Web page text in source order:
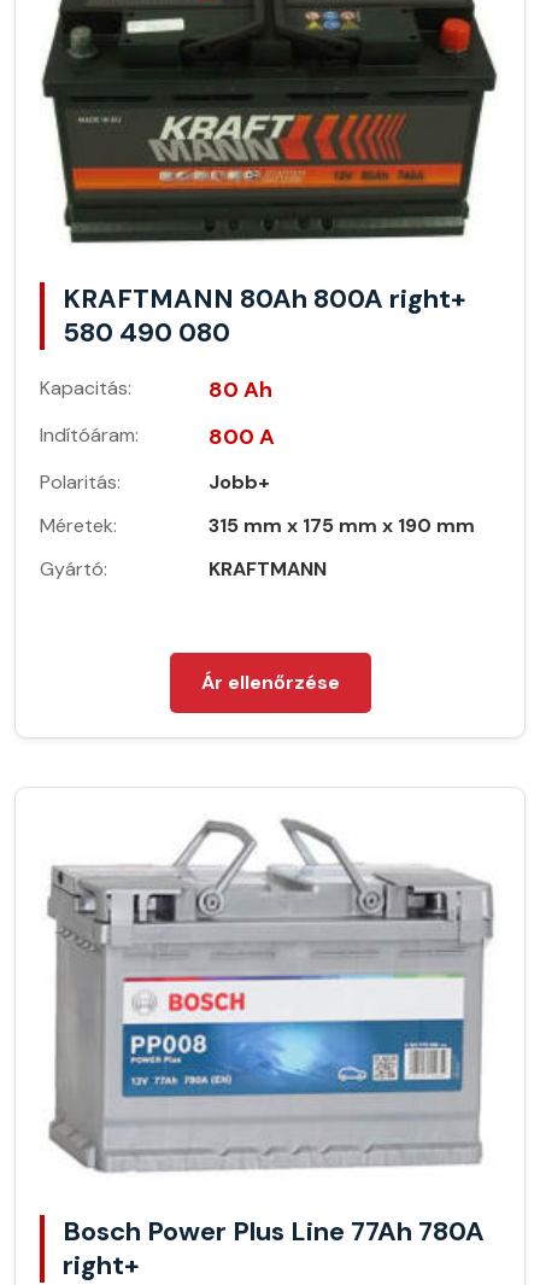
KRAFTMANN 80Ah 800A right+
580 490 080
Kapacitás: 80 Ah
Indítóáram: 800 A
Polaritás:
Jobb+
Méretek:
315 mm x 175 mm x 190 mm
Gyártó:
KRAFTMANN
Ár ellenőrzése
Bosch Power Plus Line 77Ah 780A
right+